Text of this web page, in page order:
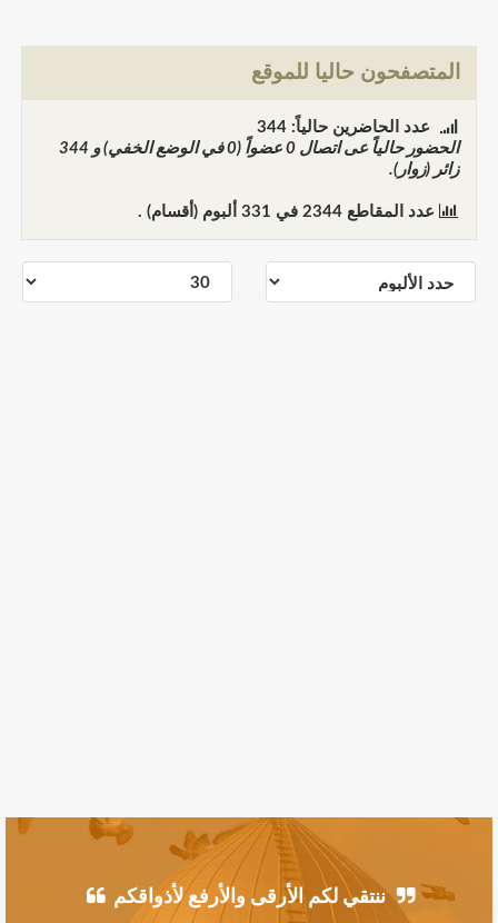
المتصفحون حاليا للموقع
عدد الحاضرين حالياً: 344
الحضور حالياً عى اتصال 0 عضواً (0 في الوضع الخفي) و
344
زائر (زوار).
عدد المقاطع2344 في 331 ألبوم (أقسام) .
ننتقي لكم الأرقى والأرفع لأذواقكم